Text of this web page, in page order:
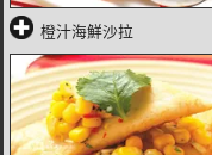
橙汁海鮮沙拉